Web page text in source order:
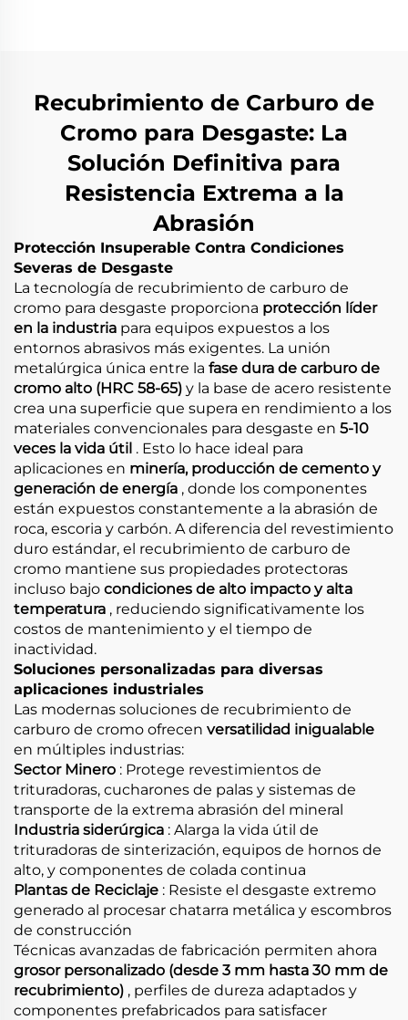
Recubrimiento de Carburo de
Cromo para Desgaste: La
Solución Definitiva para
Resistencia Extrema a la
Abrasión
Protección Insuperable Contra Condiciones
Severas de Desgaste
La tecnología de recubrimiento de carburo de
cromo para desgaste proporciona protección líder
en la industria para equipos expuestos a los
entornos abrasivos más exigentes. La unión
metalúrgica única entre la fase dura de carburo de
cromo alto (HRC 58-65) y la base de acero resistente
crea una superficie que supera en rendimiento a los
materiales convencionales para desgaste en 5-10
veces la vida útil . Esto lo hace ideal para
aplicaciones en minería, producción de cemento y
generación de energía , donde los componentes
están expuestos constantemente a la abrasión de
roca, escoria y carbón. A diferencia del revestimiento
duro estándar, el recubrimiento de carburo de
cromo mantiene sus propiedades protectoras
incluso bajo condiciones de alto impacto y alta
temperatura , reduciendo significativamente los
costos de mantenimiento y el tiempo de
inactividad.
Soluciones personalizadas para diversas
aplicaciones industriales
Las modernas soluciones de recubrimiento de
carburo de cromo ofrecen versatilidad inigualable
en múltiples industrias:
Sector Minero : Protege revestimientos de
trituradoras, cucharones de palas y sistemas de
transporte de la extrema abrasión del mineral
Industria siderúrgica : Alarga la vida útil de
trituradoras de sinterización, equipos de hornos de
alto, y componentes de colada continua
Plantas de Reciclaje : Resiste el desgaste extremo
generado al procesar chatarra metálica y escombros
de construcción
Técnicas avanzadas de fabricación permiten ahora
grosor personalizado (desde 3 mm hasta 30 mm de
recubrimiento) , perfiles de dureza adaptados y
componentes prefabricados para satisfacer